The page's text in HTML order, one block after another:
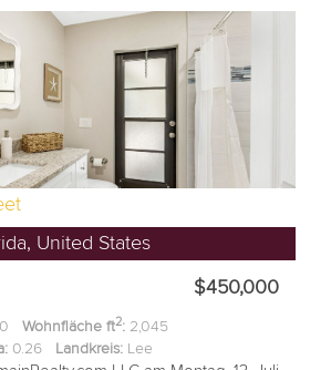
United States
$450,000
Wohnfläche ft2: 2,045
0.26 Landkreis: Lee